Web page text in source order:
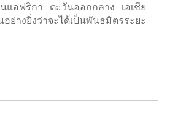
แอฟริกา ตะวันออกกลาง เอเชีย
อย่างยิ่งว่าจะได้เป็นพันธมิตรระยะ